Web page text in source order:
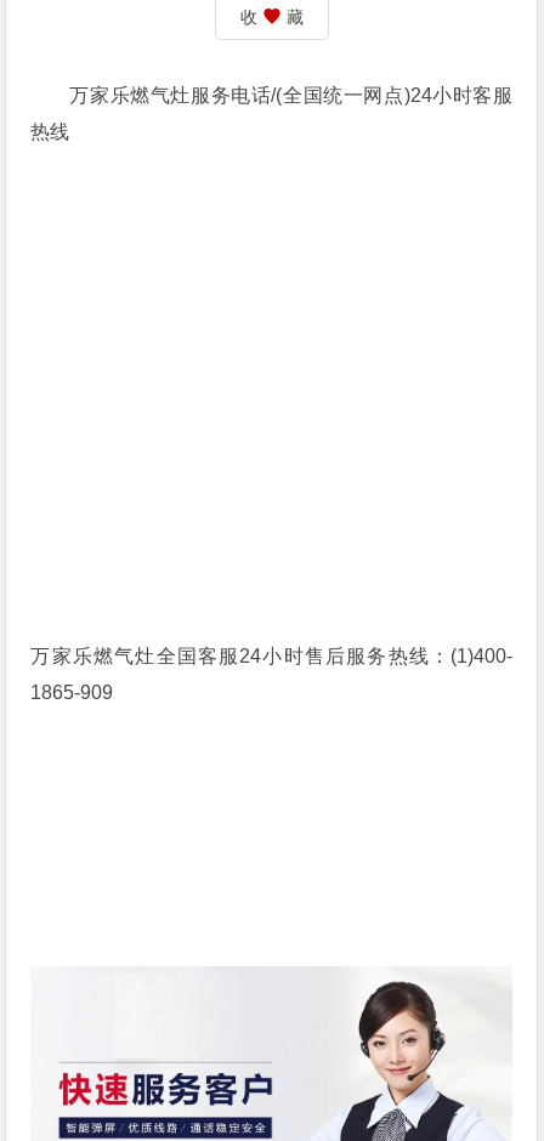
收 藏
万家乐燃气灶服务电话/(全国统一网点)24小时客服
热线
万家乐燃气灶全国客服24小时售后服务热线：(1)400-
1865-909